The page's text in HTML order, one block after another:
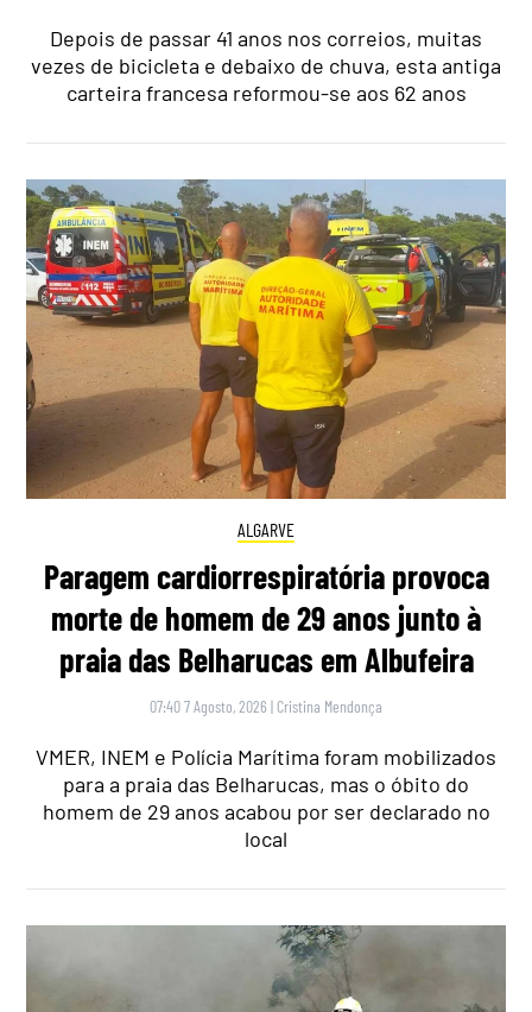
Depois de passar 41 anos nos correios, muitas
vezes de bicicleta e debaixo de chuva, esta antiga
carteira francesa reformou-se aos 62 anos
ALGARVE
Paragem cardiorrespiratória provoca
morte de homem de 29 anos junto à
praia das Belharucas em Albufeira
07:40 7 Agosto, 2026 | Cristina Mendonça
VMER, INEM e Polícia Marítima foram mobilizados
para a praia das Belharucas, mas o óbito do
homem de 29 anos acabou por ser declarado no
local